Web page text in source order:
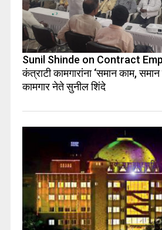
Sunil Shinde on Contract
कंत्राटी कामगारांना ‘समान काम,
कामगार नेते सुनील शिंदे